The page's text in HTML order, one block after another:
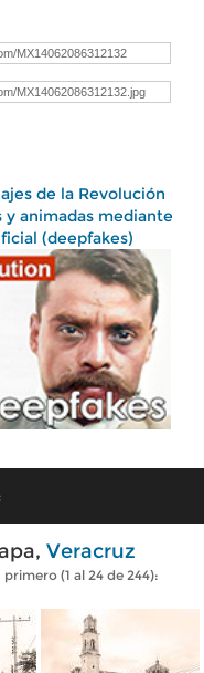
de la Revolución
y animadas mediante
(deepfakes)
Veracruz
(1 al 24 de 244):